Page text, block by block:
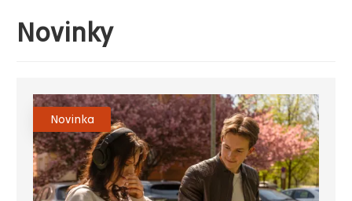
Novinky
Novinka